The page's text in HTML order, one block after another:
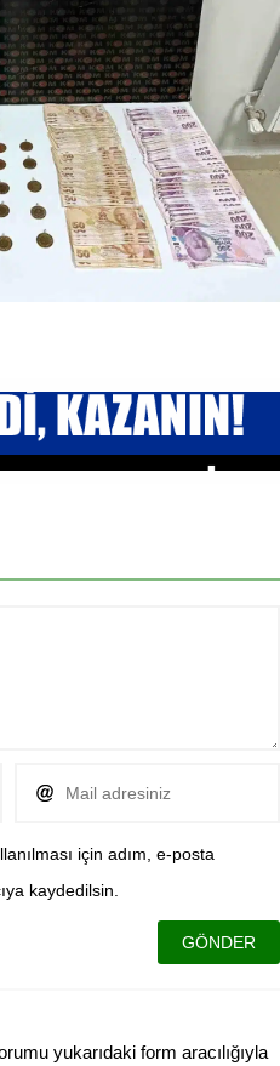
için adım, e-posta
kaydedilsin.
yukarıdaki form aracılığıyla